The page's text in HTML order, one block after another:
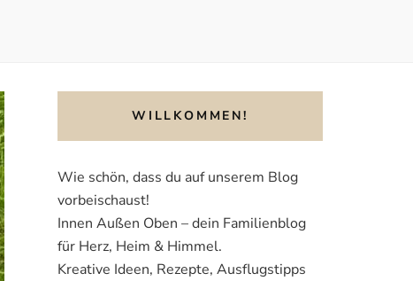
WILLKOMMEN!
Wie schön, dass du auf unserem Blog
vorbeischaust!
Innen Außen Oben – dein Familienblog
für Herz, Heim & Himmel.
Kreative Ideen, Rezepte, Ausflugstipps